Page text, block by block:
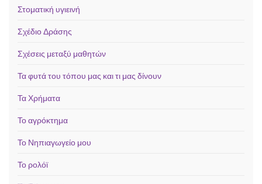
Στοματική υγιεινή
Σχέδιο Δράσης
Σχέσεις μεταξύ μαθητών
Τα φυτά του τόπου μας και τι μας δίνουν
Τα Χρήματα
Το αγρόκτημα
Το Νηπιαγωγείο μου
Το ρολόϊ